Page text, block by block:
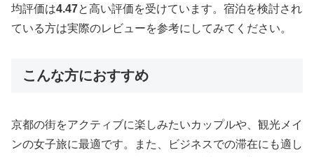
均評価は4.47と高い評価を受けています。宿泊を検討され
ている方は実際のレビューを参考にしてみてください。
こんな方におすすめ
京都の街をアクティブに楽しみたいカップルや、観光メイ
ンの女子旅に最適です。また、ビジネスでの滞在にも適し